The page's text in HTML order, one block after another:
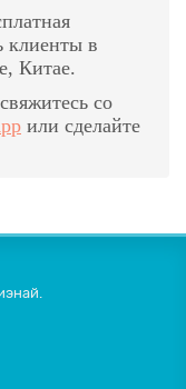
клиенты в
Китае.
со
или сделайте